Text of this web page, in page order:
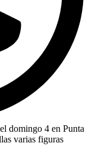
domingo 4 en Punta
varias figuras